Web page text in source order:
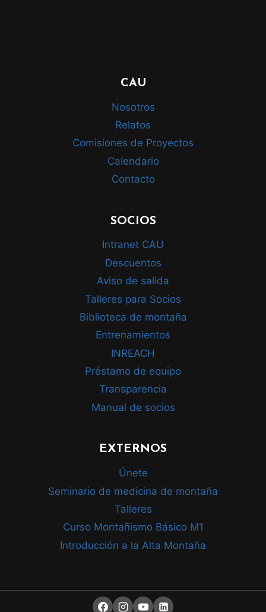
CAU
Nosotros
Relatos
Comisiones de Proyectos
Calendario
Contacto
SOCIOS
Intranet CAU
Descuentos
Aviso de salida
Talleres para Socios
Biblioteca de montaña
Entrenamientos
INREACH
Préstamo de equipo
Transparencia
Manual de socios
EXTERNOS
Únete
Seminario de medicina de montaña
Talleres
Curso Montañismo Básico M1
Introducción a la Alta Montaña